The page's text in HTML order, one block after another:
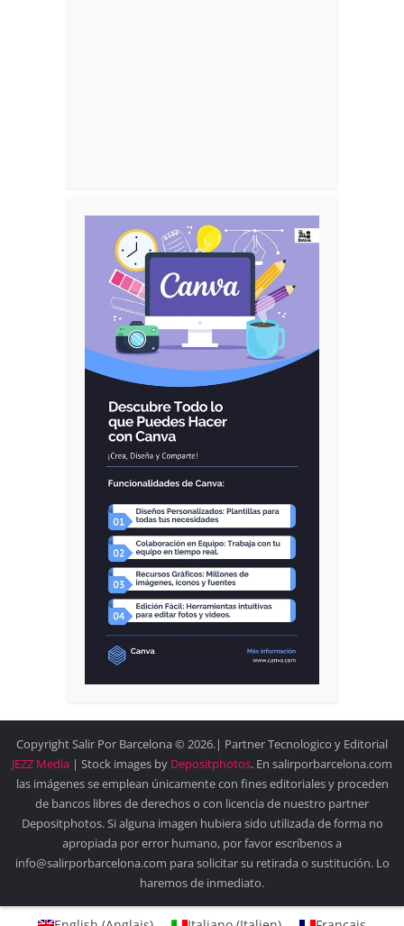
Copyright Salir Por Barcelona © 2026.| Partner Tecnologico y Editorial
JEZZ Media | Stock images by Depositphotos. En salirporbarcelona.com
las imágenes se emplean únicamente con fines editoriales y proceden
de bancos libres de derechos o con licencia de nuestro partner
Depositphotos. Si alguna imagen hubiera sido utilizada de forma no
apropiada por error humano, por favor escríbenos a
info@salirporbarcelona.com para solicitar su retirada o sustitución. Lo
haremos de inmediato.